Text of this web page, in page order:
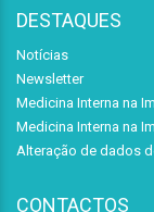
DESTAQUES
Notícias
Newsletter
Medicina Interna na
Medicina Interna na
Alteração de dados
CONTACTOS